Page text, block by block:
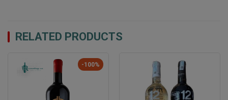
Rượu VangPepperJack Sangiovese
đỏ ruby sáng trong
McLaren Vale – một biểu tượng của sự tươi trẻ và năng
lượng. Khi nghiêng ly, lớp rượu phản chiếu ánh tím nhẹ ở
viền, biểu hiện rõ nét
sự tươi mới của niên vụvàđộ
RELATED PRODUCTS
-100%